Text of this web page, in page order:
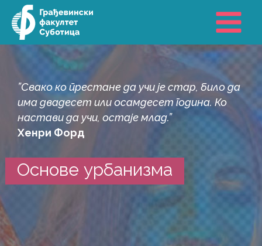
Пређи
садржај
”Свако ко престане да учи је стар, било да
има двадесет или осамдесет година. Ко
настави да учи, остаје млад.”
Хенри Форд
Основе урбанизма